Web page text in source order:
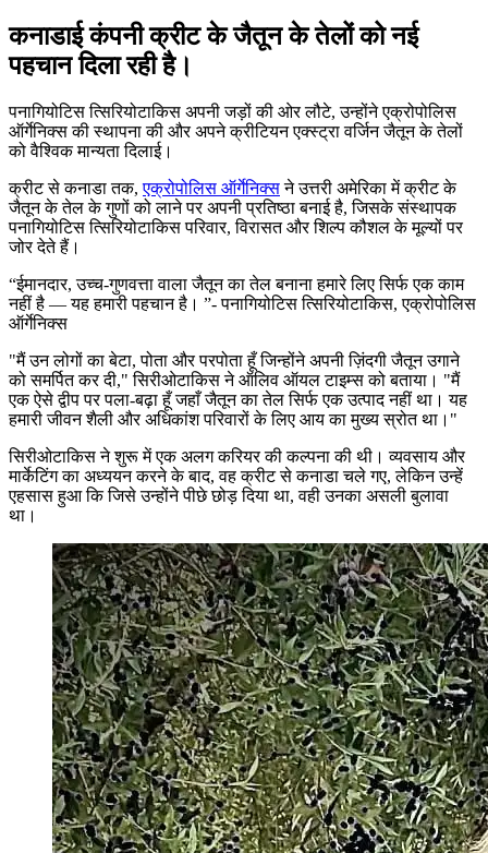
कनाडाई कंपनी क्रीट के जैतून के तेलों को नई
पहचान दिला रही है।
पनागियोटिस त्सिरियोटाकिस अपनी जड़ों की ओर लौटे, उन्होंने एक्रोपोलिस
ऑर्गेनिक्स की स्थापना की और अपने क्रीटियन एक्स्ट्रा वर्जिन जैतून के तेलों
को वैश्विक मान्यता दिलाई।
क्रीट से कनाडा तक,एक्रोपोलिस ऑर्गेनिक्सने उत्तरी अमेरिका में क्रीट के
जैतून के तेल के गुणों को लाने पर अपनी प्रतिष्ठा बनाई है, जिसके संस्थापक
पनागियोटिस त्सिरियोटाकिस परिवार, विरासत और शिल्प कौशल के मूल्यों पर
जोर देते हैं।
ईमानदार, उच्च-गुणवत्ता वाला जैतून का तेल बनाना हमारे लिए सिर्फ एक काम
नहीं है — यह हमारी पहचान है।
- पनागियोटिस त्सिरियोटाकिस, एक्रोपोलिस
ऑर्गेनिक्स
"मैं उन लोगों का बेटा, पोता और परपोता हूँ जिन्होंने अपनी ज़िंदगी जैतून उगाने
को समर्पित कर दी," सिरीओटाकिस ने ऑलिव ऑयल टाइम्स को बताया। "मैं
एक ऐसे द्वीप पर पला-बढ़ा हूँ जहाँ जैतून का तेल सिर्फ एक उत्पाद नहीं था। यह
हमारी जीवन शैली और अधिकांश परिवारों के लिए आय का मुख्य स्रोत था।"
सिरीओटाकिस ने शुरू में एक अलग करियर की कल्पना की थी। व्यवसाय और
मार्केटिंग का अध्ययन करने के बाद, वह क्रीट से कनाडा चले गए, लेकिन उन्हें
एहसास हुआ कि जिसे उन्होंने पीछे छोड़ दिया था, वही उनका असली बुलावा
था।